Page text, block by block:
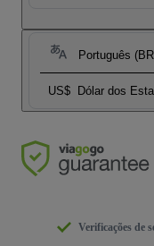
Português
US$ Dólar dos
Verificações de